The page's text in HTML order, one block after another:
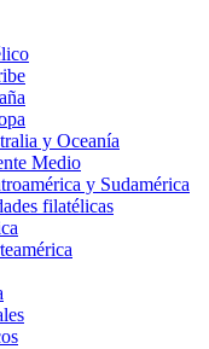
y Oceanía
Medio
y Sudamérica
filatélicas